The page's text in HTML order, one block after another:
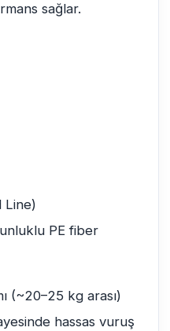
sağlar.
Line)
PE fiber
(~20–25 kg arası)
hassas vuruş